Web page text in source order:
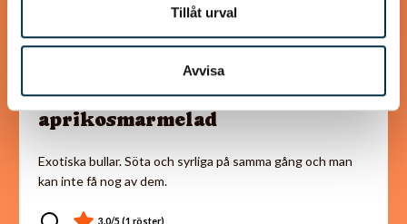
Tillåt urval
Avvisa
Bullar med kokos och
aprikosmarmelad
Exotiska bullar. Söta och syrliga på samma gång och man
kan inte få nog av dem.